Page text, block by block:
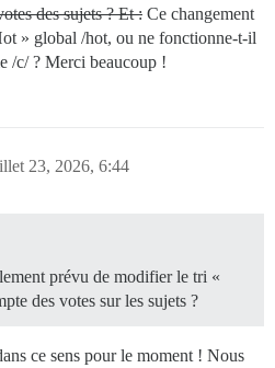
des sujets ? Et : Ce changement
» global /hot, ou ne fonctionne-t-il
/c/ ? Merci beaucoup !
23, 2026, 6:44
prévu de modifier le tri «
des votes sur les sujets ?
ce sens pour le moment ! Nous